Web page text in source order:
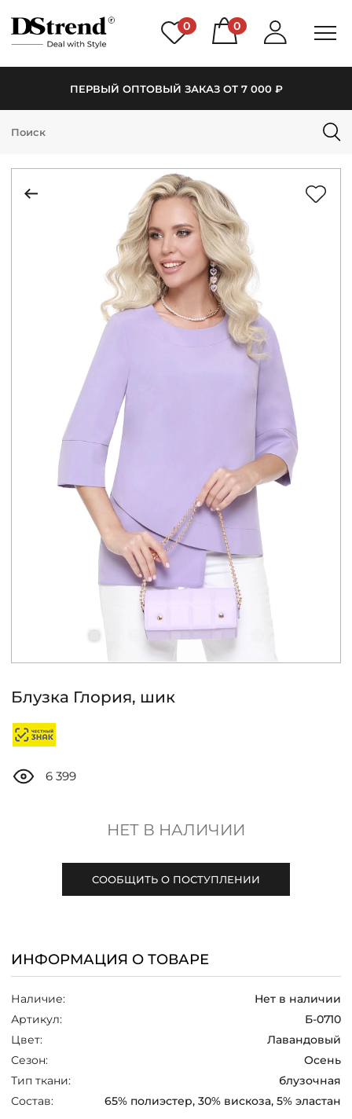
0 0
ПЕРВЫЙ ОПТОВЫЙ ЗАКАЗ ОТ 7 000 ₽
КАТАЛОГ
НОВИНКИ
РАСПРОДАЖА
КОНТАКТЫ
ЖУРНАЛ
СКИДКИ
ЧАСТО ЗАДАВАЕМЫЕ ВОПРОСЫ
ОПТОВЫМ ПОКУПАТЕЛЯМ
РОЗНИЧНЫМ ПОКУПАТЕЛЯМ
ДОСТАВКА
MANAGER@DSTREND.RU
ЗАКАЗАТЬ ЗВОНОК
Блузка Глория, шик
6 399
НЕТ В НАЛИЧИИ
СООБЩИТЬ О ПОСТУПЛЕНИИ
ИНФОРМАЦИЯ О ТОВАРЕ
Наличие:
Нет в наличии
Артикул:
Б-0710
Цвет:
Лавандовый
Сезон:
Осень
Тип ткани:
блузочная
Состав:
65% полиэстер, 30% вискоза, 5% эластан